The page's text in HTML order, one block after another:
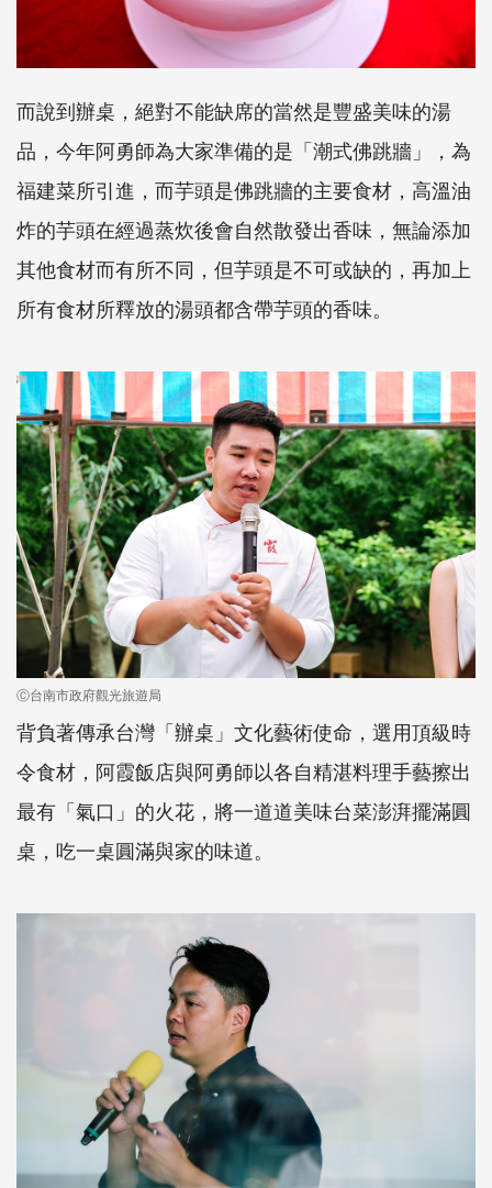
而說到辦桌，絕對不能缺席的當然是豐盛美味的湯
品，今年阿勇師為大家準備的是「潮式佛跳牆」，為
福建菜所引進，而芋頭是佛跳牆的主要食材，高溫油
炸的芋頭在經過蒸炊後會自然散發出香味，無論添加
其他食材而有所不同，但芋頭是不可或缺的，再加上
所有食材所釋放的湯頭都含帶芋頭的香味。
Ⓒ台南市政府觀光旅遊局
背負著傳承台灣「辦桌」文化藝術使命，選用頂級時
令食材，阿霞飯店與阿勇師以各自精湛料理手藝擦出
最有「氣口」的火花，將一道道美味台菜澎湃擺滿圓
桌，吃一桌圓滿與家的味道。